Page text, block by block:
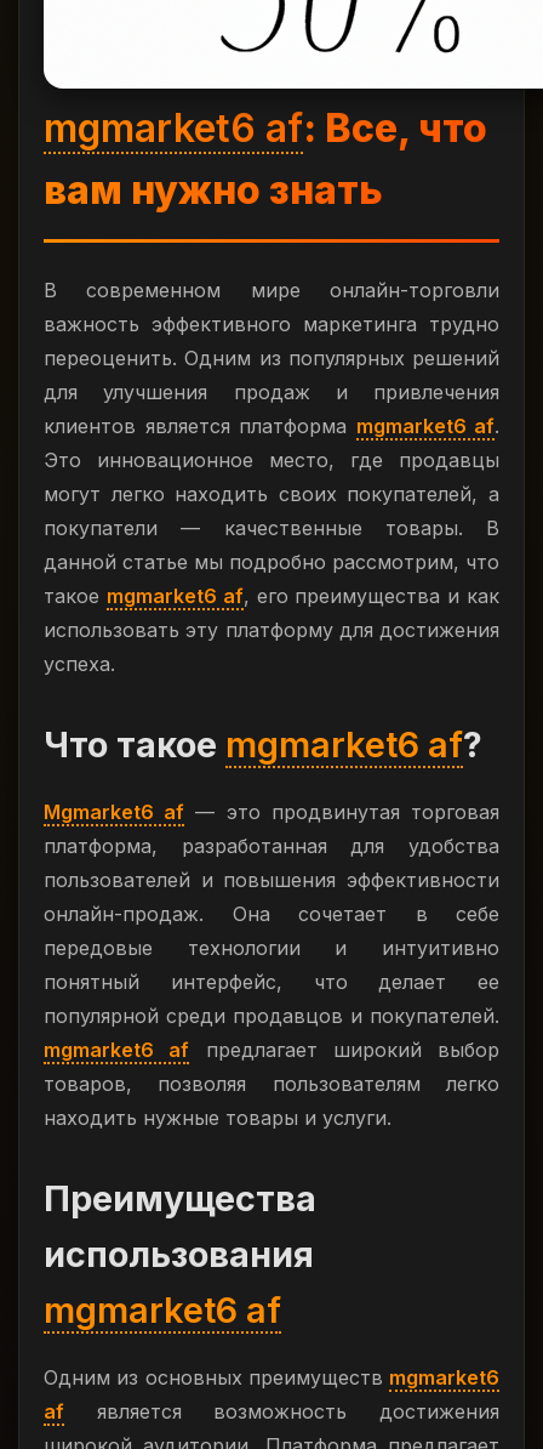
mgmarket6 af: Все, что
вам нужно знать
В современном мире онлайн-торговли
важность эффективного маркетинга трудно
переоценить. Одним из популярных решений
для улучшения продаж и привлечения
клиентов является платформа mgmarket6 af.
Это инновационное место, где продавцы
могут легко находить своих покупателей, а
покупатели — качественные товары. В
данной статье мы подробно рассмотрим, что
такое mgmarket6 af, его преимущества и как
использовать эту платформу для достижения
успеха.
Что такое mgmarket6 af?
Mgmarket6 af — это продвинутая торговая
платформа, разработанная для удобства
пользователей и повышения эффективности
онлайн-продаж. Она сочетает в себе
передовые технологии и интуитивно
понятный интерфейс, что делает ее
популярной среди продавцов и покупателей.
mgmarket6 af предлагает широкий выбор
товаров, позволяя пользователям легко
находить нужные товары и услуги.
Преимущества
использования
mgmarket6 af
Одним из основных преимуществ mgmarket6
af является возможность достижения